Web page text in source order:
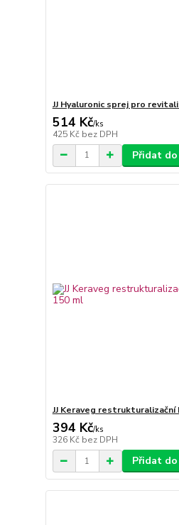
JJ Hyaluronic sprej pro
514 Kč/ks
425 Kč bez DPH
Přidat
JJ Keraveg restrukturalizační
394 Kč/ks
326 Kč bez DPH
Přidat